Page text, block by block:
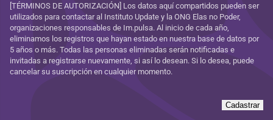
[TÉRMINOS DE AUTORIZACIÓN] Los datos aquí compartidos pueden ser
utilizados para contactar al Instituto Update y la ONG Elas no Poder,
organizaciones responsables de Im.pulsa. Al inicio de cada año,
eliminamos los registros que hayan estado en nuestra base de datos por
5 años o más. Todas las personas eliminadas serán notificadas e
invitadas a registrarse nuevamente, si así lo desean. Si lo desea, puede
cancelar su suscripción en cualquier momento.
Cadastrar